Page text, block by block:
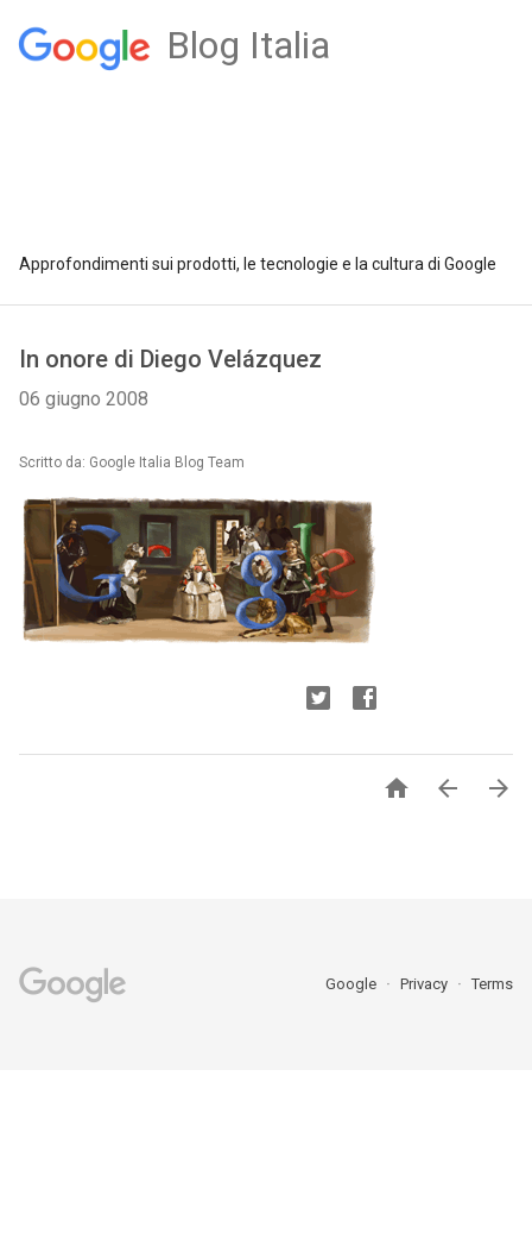
Blog Italia
Approfondimenti sui prodotti, le tecnologie e la cultura di Google
In onore di Diego Velázquez
06 giugno 2008
Scritto da: Google Italia Blog Team
  
Google Privacy Terms